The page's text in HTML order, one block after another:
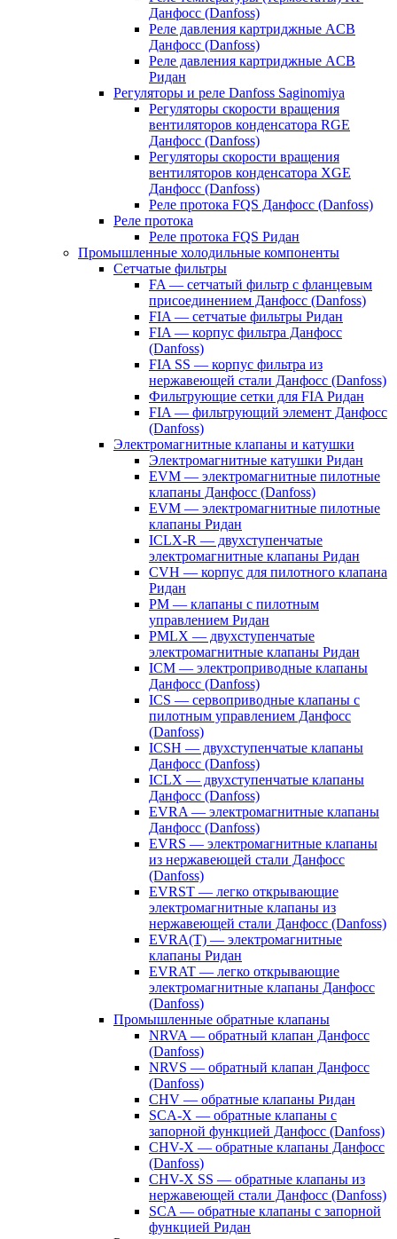
Данфосс (Danfoss)
Реле давления картриджные ACB
Данфосс (Danfoss)
Реле давления картриджные ACB
Ридан
Регуляторы и реле Danfoss Saginomiya
Регуляторы скорости вращения
вентиляторов конденсатора RGE
Данфосс (Danfoss)
Регуляторы скорости вращения
вентиляторов конденсатора XGE
Данфосс (Danfoss)
Реле протока FQS Данфосс (Danfoss)
Реле протока
Реле протока FQS Ридан
Промышленные холодильные компоненты
Сетчатые фильтры
FA — сетчатый фильтр с фланцевым
присоединением Данфосс (Danfoss)
FIA — сетчатые фильтры Ридан
FIA — корпус фильтра Данфосс
(Danfoss)
FIA SS — корпус фильтра из
нержавеющей стали Данфосс (Danfoss)
Фильтрующие сетки для FIA Ридан
FIA — фильтрующий элемент Данфосс
(Danfoss)
Электромагнитные клапаны и катушки
Электромагнитные катушки Ридан
EVM — электромагнитные пилотные
клапаны Данфосс (Danfoss)
EVM — электромагнитные пилотные
клапаны Ридан
ICLX-R — двухступенчатые
электромагнитные клапаны Ридан
CVH — корпус для пилотного клапана
Ридан
PM — клапаны с пилотным
управлением Ридан
PMLX — двухступенчатые
электромагнитные клапаны Ридан
ICM — электроприводные клапаны
Данфосс (Danfoss)
ICS — сервоприводные клапаны с
пилотным управлением Данфосс
(Danfoss)
ICSH — двухступенчатые клапаны
Данфосс (Danfoss)
ICLX — двухступенчатые клапаны
Данфосс (Danfoss)
EVRA — электромагнитные клапаны
Данфосс (Danfoss)
EVRS — электромагнитные клапаны
из нержавеющей стали Данфосс
(Danfoss)
EVRST — легко открывающие
электромагнитные клапаны из
нержавеющей стали Данфосс (Danfoss)
EVRA(T) — электромагнитные
клапаны Ридан
EVRAT — легко открывающие
электромагнитные клапаны Данфосс
(Danfoss)
Промышленные обратные клапаны
NRVA — обратный клапан Данфосс
(Danfoss)
NRVS — обратный клапан Данфосс
(Danfoss)
CHV — обратные клапаны Ридан
SCA-X — обратные клапаны с
запорной функцией Данфосс (Danfoss)
CHV-X — обратные клапаны Данфосс
(Danfoss)
CHV-X SS — обратные клапаны из
нержавеющей стали Данфосс (Danfoss)
SCA — обратные клапаны с запорной
функцией Ридан